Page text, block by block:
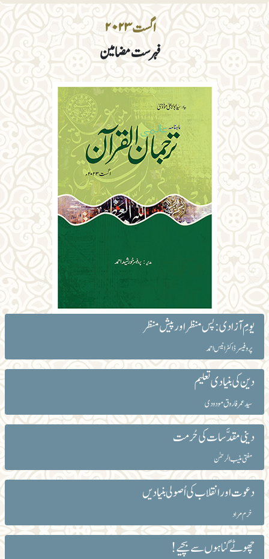
اگست ۲۰۲۳
فہرست مضامین
یومِ آزادی: پس منظر اور پیش منظر
پروفیسر ڈاکٹر انیس احمد
دین کی بنیادی تعلیم
سید عمر فاروق مودودی
دینی مقدَّسات کی حُرمت
مفتی منیب الرحمٰن
دعوت اور انقلاب کی اُصولی بنیادیں
خرم مراد
چھوٹے گناہوں سے بچیے!